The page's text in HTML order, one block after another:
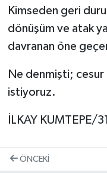
Kimseden geri
dönüşüm ve atak
davranan öne
Ne denmişti;
istiyoruz.
İLKAY
ÖNCEKI